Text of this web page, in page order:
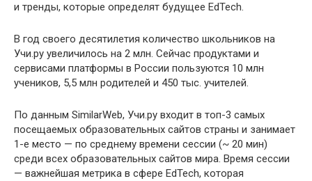
и тренды, которые определят будущее EdTech.
В год своего десятилетия количество школьников на
Учи.ру увеличилось на 2 млн. Сейчас продуктами и
сервисами платформы в России пользуются 10 млн
учеников, 5,5 млн родителей и 450 тыс. учителей.
По данным SimilarWeb, Учи.ру входит в топ-3 самых
посещаемых образовательных сайтов страны и занимает
1-е место — по среднему времени сессии (~ 20 мин)
среди всех образовательных сайтов мира. Время сессии
— важнейшая метрика в сфере EdTech, которая